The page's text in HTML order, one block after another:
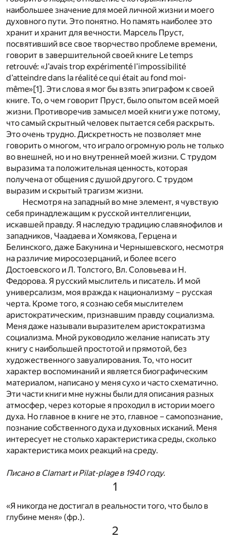
наибольшее значение для моей личной жизни и моего
духовного пути. Это понятно. Но память наиболее это
хранит и хранит для вечности. Марсель Пруст,
посвятивший все свое творчество проблеме времени,
говорит в завершительной своей книге Le temps
retrouvé: «J’avais trop expérimenté l’impossibilité
d’atteindre dans la réalité ce qui était au fond moi-
même»[1]. Эти слова я мог бы взять эпиграфом к своей
книге. То, о чем говорит Пруст, было опытом всей моей
жизни. Противоречив замысел моей книги уже потому,
что самый скрытный человек пытается себя раскрыть.
Это очень трудно. Дискретность не позволяет мне
говорить о многом, что играло огромную роль не только
во внешней, но и но внутренней моей жизни. С трудом
выразима та положительная ценность, которая
получена от общения с душой другого. С трудом
выразим и скрытый трагизм жизни.
Несмотря на западный во мне элемент, я чувствую
себя принадлежащим к русской интеллигенции,
искавшей правду. Я наследую традицию славянофилов и
западников, Чаадаева и Хомякова, Герцена и
Белинского, даже Бакунина и Чернышевского, несмотря
на различие миросозерцаний, и более всего
Достоевского и Л. Толстого, Вл. Соловьева и Н.
Федорова. Я русский мыслитель и писатель. И мой
универсализм, моя вражда к национализму – русская
черта. Кроме того, я сознаю себя мыслителем
аристократическим, признавшим правду социализма.
Меня даже называли выразителем аристократизма
социализма. Мной руководило желание написать эту
книгу с наибольшей простотой и прямотой, без
художественного завуалирования. То, что носит
характер воспоминаний и является биографическим
материалом, написано у меня сухо и часто схематично.
Эти части книги мне нужны были для описания разных
атмосфер, через которые я проходил в истории моего
духа. Но главное в книге не это, главное – самопознание,
познание собственного духа и духовных исканий. Меня
интересует не столько характеристика среды, сколько
характеристика моих реакций на среду.
Писано в Clamart и Pilat-plage в 1940 году.
1
«Я никогда не достигал в реальности того, что было в
глубине меня» (фр.).
2